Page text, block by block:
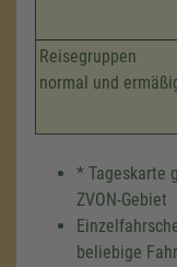
Reisegruppen
normal und
* Tageskarte
ZVON-Gebiet
beliebige